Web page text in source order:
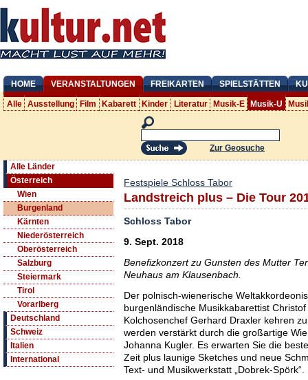
HOME VERANSTALTUNGEN FREIKARTEN SPIELSTÄTTEN
Alle Ausstellung Film Kabarett Kinder Literatur Musik-E Musik-U
Zur Geosuche
Alle Länder
Österreich
Wien
Burgenland
Kärnten
Niederösterreich
Oberösterreich
Salzburg
Steiermark
Tirol
Vorarlberg
Deutschland
Schweiz
Italien
International
Festspiele Schloss Tabor
Landstreich plus – Die Tour
Schloss Tabor
9. Sept. 2018
Benefizkonzert zu Gunsten des Mutter
Neuhaus am Klausenbach.
Der polnisch-wienerische
burgenländische Musikkabarettist
Kolchosenchef Gerhard Draxler kehren
werden verstärkt durch die großartige
Johanna Kugler. Es erwarten Sie die
Zeit plus launige Sketches und neue
Text- und Musikwerkstatt „Dobrek-Spörk“.